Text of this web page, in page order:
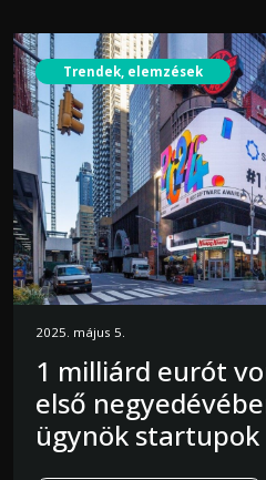
Trendek, elemzések
2025. május 5.
1 milliárd eurót
első
ügynök startupok